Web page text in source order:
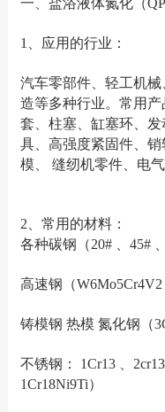
1、应用的行业：
汽车零部件、轻工机
造等多种行业。常用
套、柱塞、缸塞环、
具、高强度紧固件、
模、 缝纫机零件、电
2、常用的材料：
各种碳钢（20# 、45# 、
高速钢（
铸模钢 热模 氮化钢
不锈钢： 1Cr13 、
1Cr18Ni9Ti）